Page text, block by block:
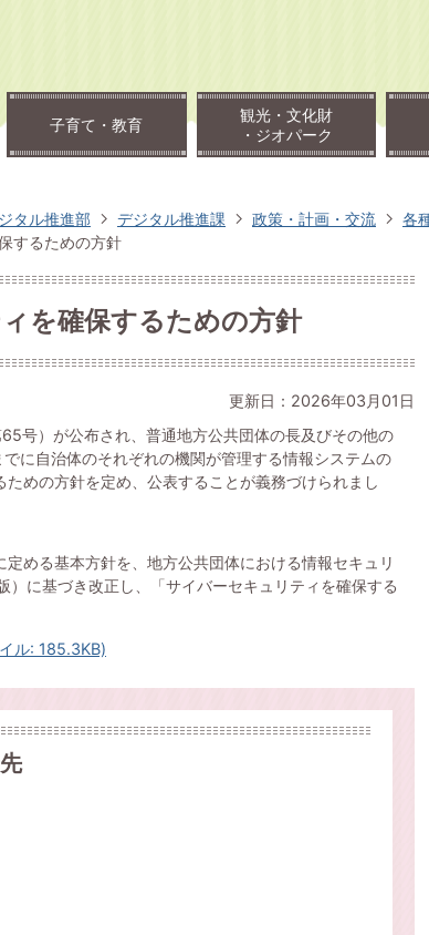
子育て・教育
観光・文化財
・ジオパーク
タル推進部 デジタル推進課 政策・計画・交流
各
するための方針
を確保するための方針
更新日：2026年03月01日
号）が公布され、普通地方公共団体の長及びその他の
に自治体のそれぞれの機関が管理する情報システムの
めの方針を定め、公表することが義務づけられまし
める基本方針を、地方公共団体における情報セキュリ
に基づき改正し、「サイバーセキュリティを確保する
ル: 185.3KB)